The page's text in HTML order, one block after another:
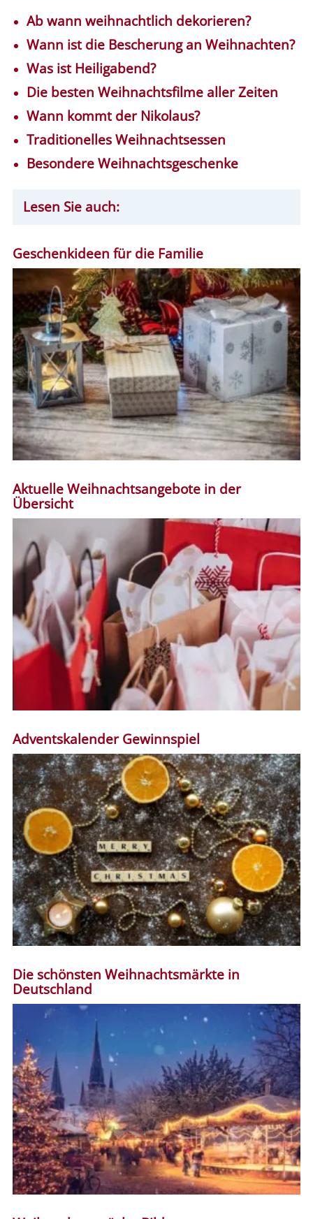
Ab wann weihnachtlich dekorieren?
Wann ist die Bescherung an Weihnachten?
Was ist Heiligabend?
Die besten Weihnachtsfilme aller Zeiten
Wann kommt der Nikolaus?
Traditionelles Weihnachtsessen
Besondere Weihnachtsgeschenke
Lesen Sie auch:
Geschenkideen für die Familie
Aktuelle Weihnachtsangebote in der
Übersicht
Adventskalender Gewinnspiel
Die schönsten Weihnachtsmärkte in
Deutschland